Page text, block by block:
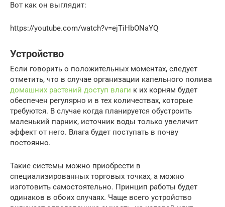
Вот как он выглядит:
https://youtube.com/watch?v=ejTiHbONaYQ
Устройство
Если говорить о положительных моментах, следует
отметить, что в случае организации капельного полива
домашних растений доступ влаги к их корням будет
обеспечен регулярно и в тех количествах, которые
требуются. В случае когда планируется обустроить
маленький парник, источник воды только увеличит
эффект от него. Влага будет поступать в почву
постоянно.
Такие системы можно приобрести в
специализированных торговых точках, а можно
изготовить самостоятельно. Принцип работы будет
одинаков в обоих случаях. Чаще всего устройство